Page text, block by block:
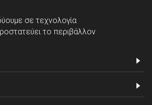
σε τεχνολογία
το περιβάλλον